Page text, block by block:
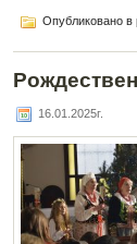
Опубликовано в
16.01.2025г.